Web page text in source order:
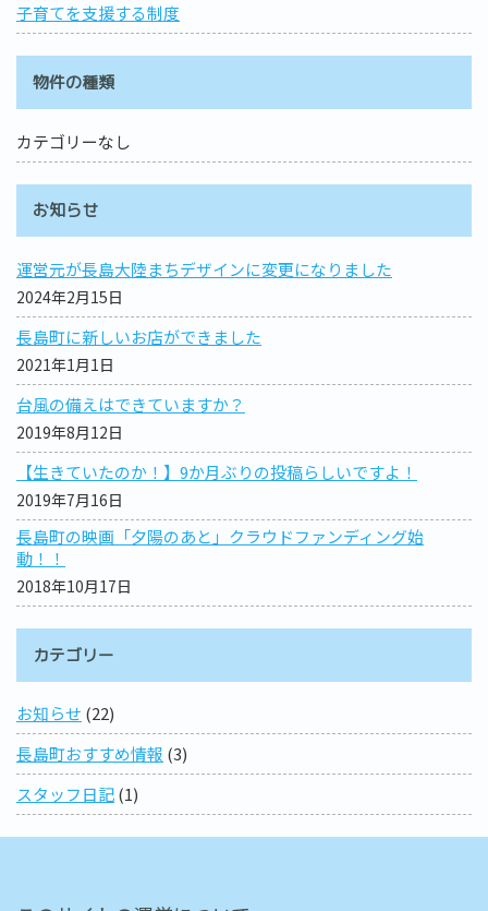
子育てを支援する制度
物件の種類
カテゴリーなし
お知らせ
運営元が長島大陸まちデザインに変更になりました
2024年2月15日
長島町に新しいお店ができました
2021年1月1日
台風の備えはできていますか？
2019年8月12日
【生きていたのか！】9か月ぶりの投稿らしいですよ！
2019年7月16日
長島町の映画「夕陽のあと」クラウドファンディング始
動！！
2018年10月17日
カテゴリー
お知らせ (22)
長島町おすすめ情報 (3)
スタッフ日記(1)